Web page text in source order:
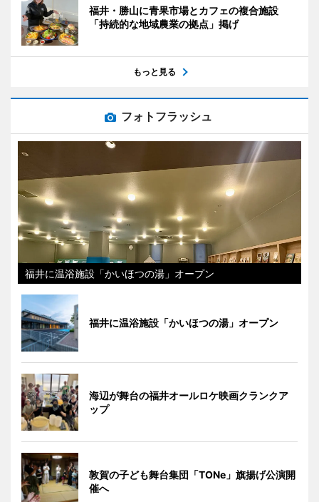
福井・勝山に青果市場とカフェの複合施設
「持続的な地域農業の拠点」掲げ
もっと見る
フォトフラッシュ
福井に温浴施設「かいほつの湯」オープン
福井に温浴施設「かいほつの湯」オープン
海辺が舞台の福井オールロケ映画クランクア
ップ
敦賀の子ども舞台集団「TONe」旗揚げ公演開
催へ